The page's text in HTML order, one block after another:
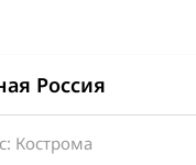
Россия
Кострома